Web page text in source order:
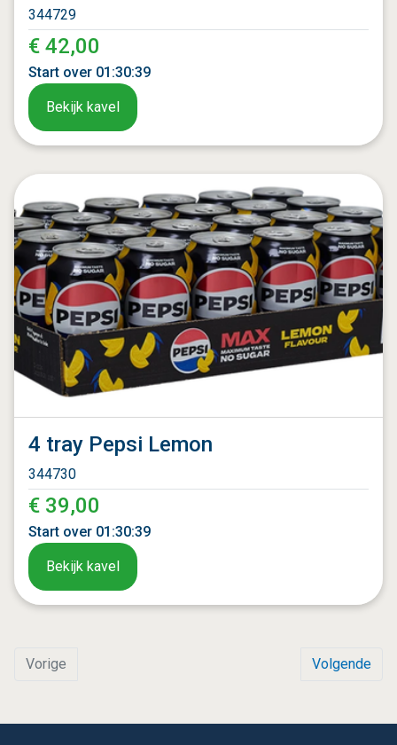
344729
€ 42,00
Start over 01 :30:37
Bekijk kavel
4 tray Pepsi Lemon
344730
€ 39,00
Start over 01 :30:37
Bekijk kavel
Vorige Volgende